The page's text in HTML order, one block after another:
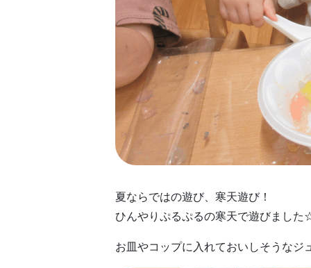
夏ならではの遊び、寒天遊び！
ひんやりぷるぷるの寒天で遊びまし
お皿やコップに入れておいしそうなジ